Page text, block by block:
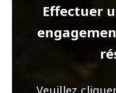
Effectuer
Veuillez